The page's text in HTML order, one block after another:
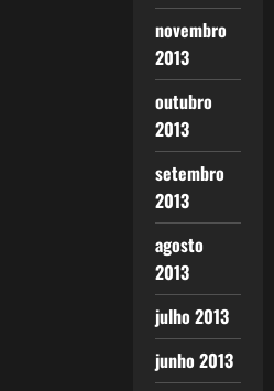
novembro
2013
outubro
2013
setembro
2013
agosto
2013
julho 2013
junho 2013